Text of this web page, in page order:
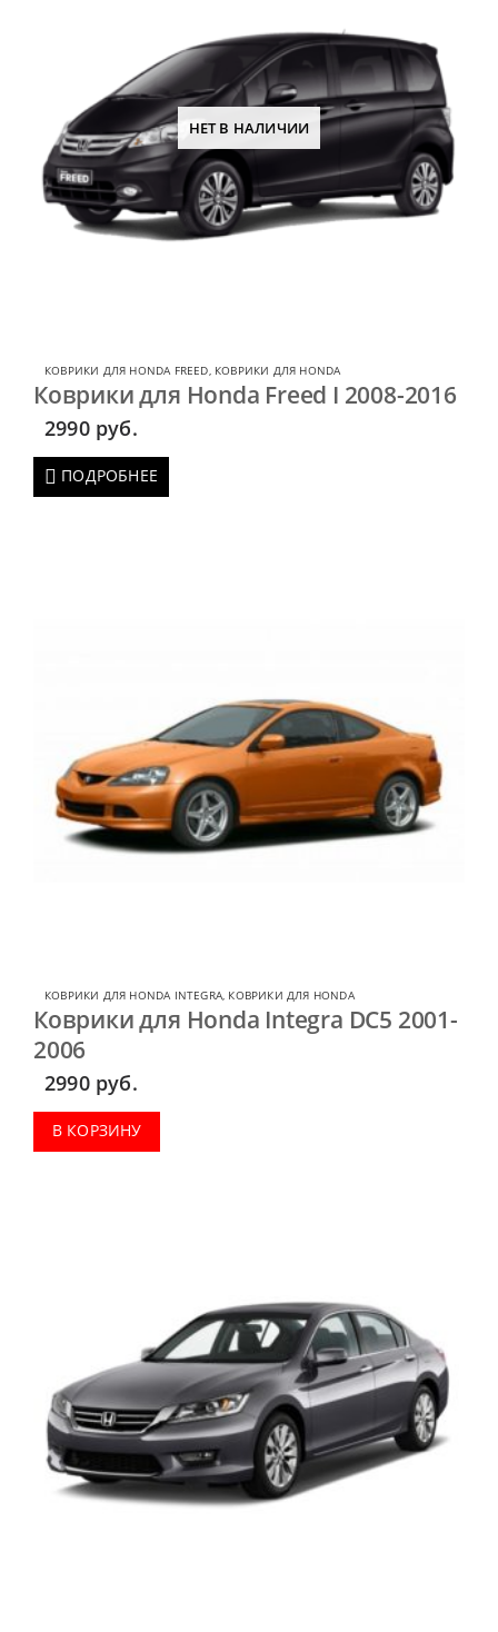
НЕТ В НАЛИЧИИ
КОВРИКИ ДЛЯ HONDA FREED КОВРИКИ ДЛЯ HONDA
Коврики для Honda Freed I 2008-2016
2990 руб.
ПОДРОБНЕЕ
КОВРИКИ ДЛЯ HONDA INTEGRA, КОВРИКИ ДЛЯ HONDA
Коврики для Honda Integra DC5 2001-
2006
2990 руб.
В КОРЗИНУ